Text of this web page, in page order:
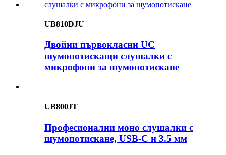
UB810DJU
Двойни първокласни UC
шумопотискащи слушалки с
микрофони за шумопотискане
UB800JT
Професионални моно слушалки с
шумопотискане, USB-C и 3.5 мм